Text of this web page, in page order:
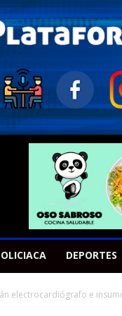
DEPORTES
electrocardiógrafo e